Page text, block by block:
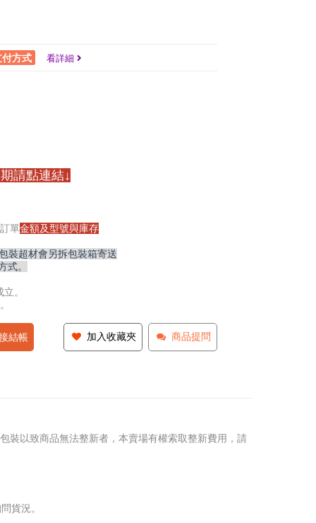
付方式 看詳細
請點連結↓
單金額及型號與庫存
裝超材會另拆包裝箱寄送
式。
。
結帳 商品提問
加入收藏夾
裝以致商品無法整新者，本賣場有權索取整新費用，請
貨況。